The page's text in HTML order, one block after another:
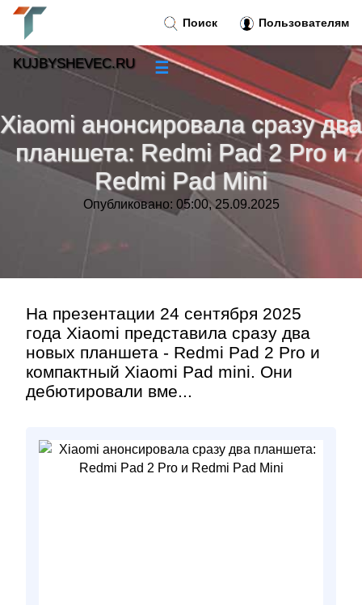
Xiaomi анонсировала сразу два
планшета: Redmi Pad 2 Pro и
Redmi Pad Mini
Опубликовано: 05:00, 25.09.2025
На презентации 24 сентября 2025
года Xiaomi представила сразу два
новых планшета - Redmi Pad 2 Pro и
компактный Xiaomi Pad mini. Они
дебютировали вме...
Поиск Пользователям
KUJBYSHEVEC.RU ☰
Новости»
Тренды новостей »
Рубрики»
Контакт»